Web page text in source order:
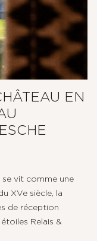
EN
se vit comme une
XVe siècle, la
de réception
Relais &